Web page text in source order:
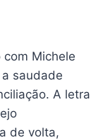
com Michele
saudade
A letra
de volta,